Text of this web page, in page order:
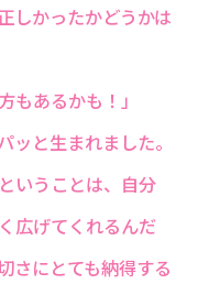
しかったかどうかは
もあるかも！」
ッと生まれました。
いうことは、自分
広げてくれるんだ
さにとても納得する